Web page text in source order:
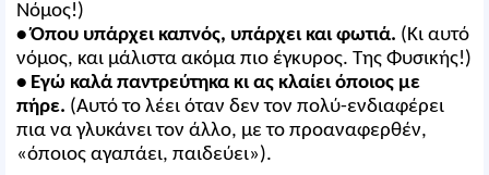
Νόμος!)
• Όπου υπάρχει καπνός, υπάρχει και φωτιά. (Κι αυτό
νόμος, και μάλιστα ακόμα πιο έγκυρος. Της Φυσικής!)
• Εγώ καλά παντρεύτηκα κι ας κλαίει όποιος με
πήρε. (Αυτό το λέει όταν δεν τον πολύ-ενδιαφέρει
πια να γλυκάνει τον άλλο, με το προαναφερθέν,
«όποιος αγαπάει, παιδεύει»).